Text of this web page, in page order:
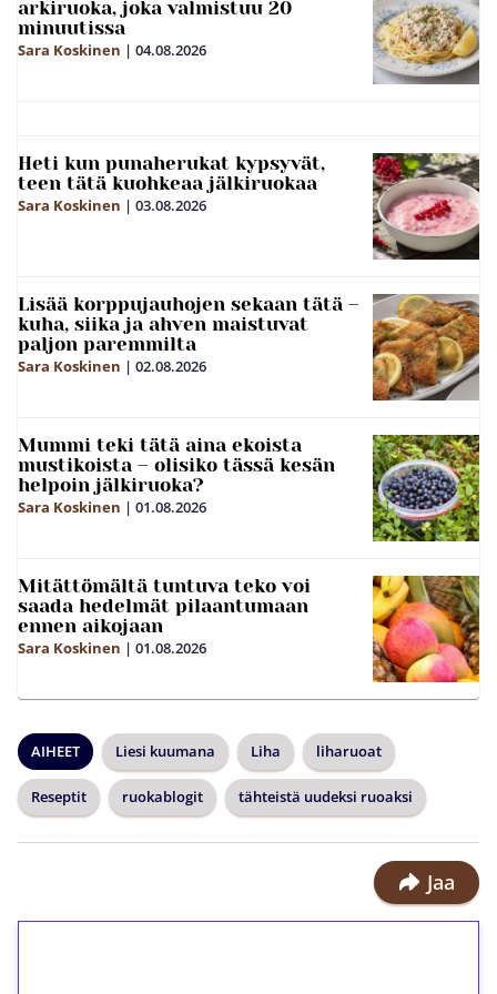
arkiruoka, joka valmistuu 20
minuutissa
Sara Koskinen | 04.08.2026
Heti kun punaherukat kypsyvät,
teen tätä kuohkeaa jälkiruokaa
Sara Koskinen | 03.08.2026
Lisää korppujauhojen sekaan tätä –
kuha, siika ja ahven maistuvat
paljon paremmilta
Sara Koskinen | 02.08.2026
Mummi teki tätä aina ekoista
mustikoista – olisiko tässä kesän
helpoin jälkiruoka?
Sara Koskinen | 01.08.2026
Mitättömältä tuntuva teko voi
saada hedelmät pilaantumaan
ennen aikojaan
Sara Koskinen | 01.08.2026
AIHEET Liesi kuumana Liha liharuoat
Reseptit ruokablogit tähteistä uudeksi ruoaksi
Jaa